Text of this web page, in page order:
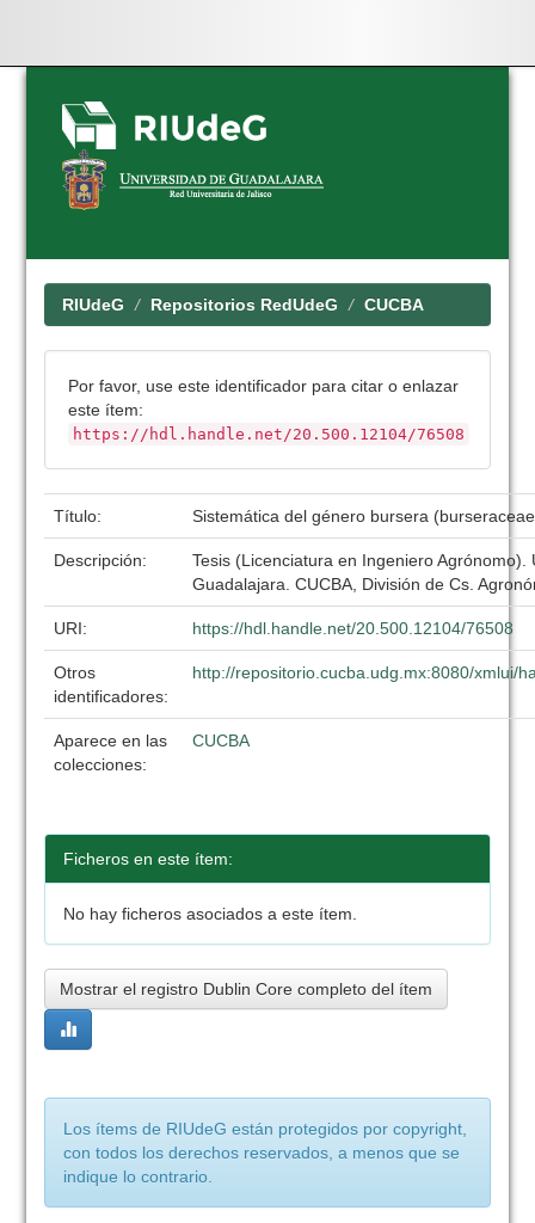
Skip
navigation
RIUdeG Repositorios RedUdeG CUCBA
Por favor, use este identificador para citar o enlazar
este ítem:
https://hdl.handle.net/20.500.12104/76508
Título: Sistemática del género bursera
Descripción:
Tesis (Licenciatura en Ingeniero Agrónomo).
Guadalajara. CUCBA, División de Cs.
URI: https://hdl.handle.net/20.500.12104/76508
Otros
identificadores:
http://repositorio.cucba.udg.mx:8080/xmlui/
Aparece en las
colecciones:
CUCBA
Ficheros en este ítem:
No hay ficheros asociados a este ítem.
Mostrar el registro Dublin Core completo del ítem
Los ítems de RIUdeG están protegidos por copyright,
con todos los derechos reservados, a menos que se
indique lo contrario.